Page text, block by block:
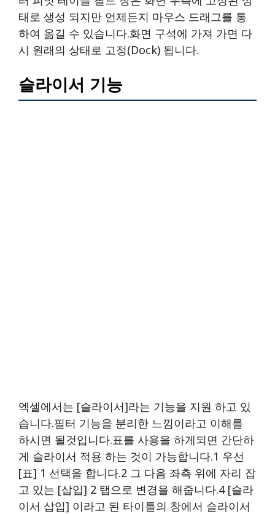
태로 생성 되지만 언제든지 마우스 드래그를 통
하여 옮길 수 있습니다.화면 구석에 가져 가면 다
시 원래의 상태로 고정(dock) 됩니다.
슬라이서 기능
엑셀에서는 [슬라이서]라는 기능을 지원 하고 있
습니다.필터 기능을 분리한 느낌이라고 이해를
하시면 될것입니다.표를 사용을 하게되면 간단하
게 슬라이서 적용 하는 것이 가능합니다.1 우선
[표] 1 선택을 합니다.2 그 다음 좌측 위에 자리 잡
고 있는 [삽입] 2 탭으로 변경을 해줍니다.4 [슬라
이서 삽입] 이라고 된 타이틀의 창에서 슬라이서